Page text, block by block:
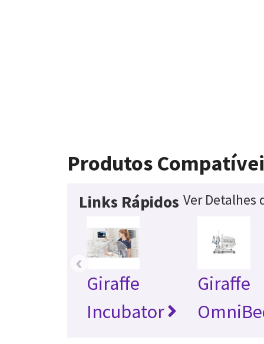
Produtos
Links Rápidos Ver
Giraffe
Incubator
Giraffe
‹